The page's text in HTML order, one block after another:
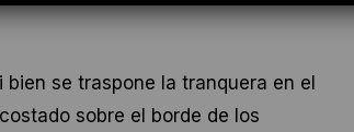
se traspone la tranquera en el
sobre el borde de los